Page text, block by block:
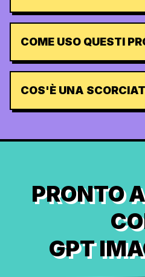
COME USO QUESTI
COS'È UNA
PRONTO
GPT